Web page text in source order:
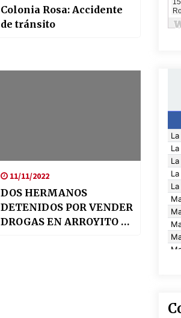
Colonia Rosa: Accidente
de tránsito
11/11/2022
DOS HERMANOS
DETENIDOS POR VENDER
DROGAS EN ARROYITO Y